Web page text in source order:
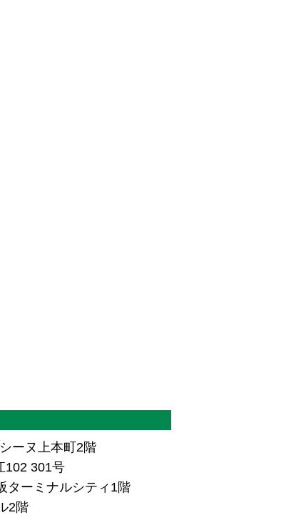
ーヌ上本町2階
102 301号
ターミナルシティ1階
2階